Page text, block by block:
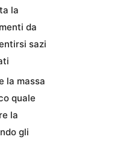
la
da
sazi
la massa
quale
la
gli